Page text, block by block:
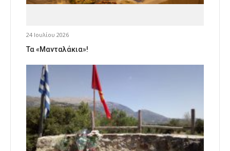
24 Ιουλίου 2026
Τα «Μανταλάκια»!